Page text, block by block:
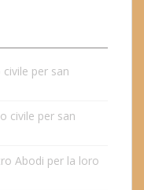
per san
civile per san
Abodi per la loro